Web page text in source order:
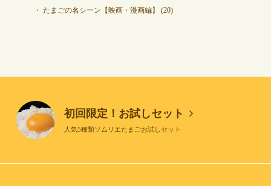
たまごの名シーン【映画・漫画編】
(20)
初回限定！お試しセット
人気5種類ソムリエたまごお試しセット